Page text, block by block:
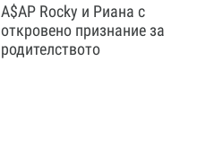
A$AP Rocky и Риана с
откровено признание за
родителството